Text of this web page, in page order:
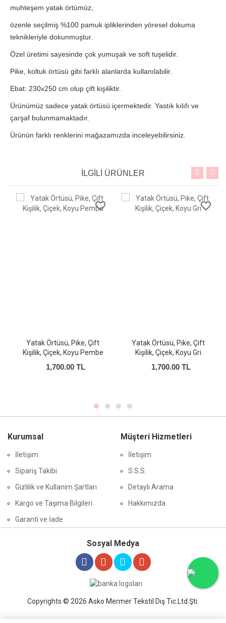
muhteşem yatak örtümüz,
özenle seçilmiş %100 pamuk ipliklerinden yöresel dokuma
teknikleriyle dokunmuştur.
Özel üretimi sayesinde çok yumuşak ve soft tuşelidir.
Pike, koltuk örtüsü gibi farklı alanlarda kullanılabilir.
Ebat: 230x250 cm olup çift kişiliktir.
Ürünümüz sadece yatak örtüsü içermektedir. Yastık kılıfı ve
çarşaf bulunmamaktadır.
Ürünün farklı renklerini mağazamızda inceleyebilirsiniz.
İLGİLİ ÜRÜNLER
favorite_border
Yatak Örtüsü, Pike, Çift
Kişilik, Çiçek, Koyu Pembe
1,700.00 TL
favorite_border
Yatak Örtüsü, Pike, Çift
Kişilik, Çiçek, Koyu Gri
1,700.00 TL
Kurumsal
İletişim
Sipariş Takibi
Gizlilik ve Kullanım Şartları
Kargo ve Taşıma Bilgileri
Garanti ve İade
Müşteri Hizmetleri
İletişim
S.S.S.
Detaylı Arama
Hakkımızda
Sosyal Medya
Copyrights © 2026 Asko Mermer Tekstil Dış Tic.Ltd.Şti.